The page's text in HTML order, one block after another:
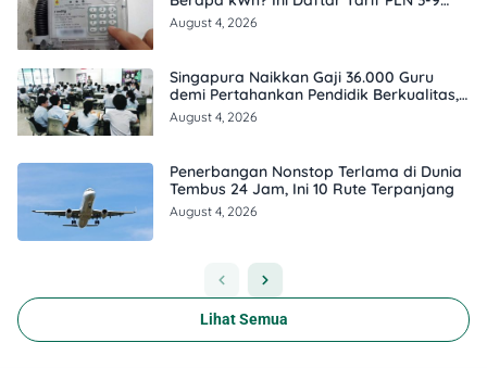
Agustus 2026
August 4, 2026
Singapura Naikkan Gaji 36.000 Guru
demi Pertahankan Pendidik Berkualitas,
Ini Besarannya
August 4, 2026
Penerbangan Nonstop Terlama di Dunia
Tembus 24 Jam, Ini 10 Rute Terpanjang
August 4, 2026
Lihat Semua